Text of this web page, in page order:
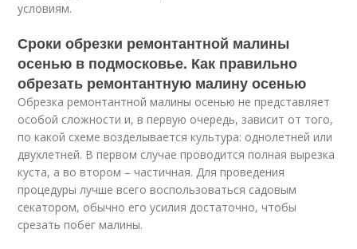
условиям.
Сроки обрезки ремонтантной малины
осенью в подмосковье. Как правильно
обрезать ремонтантную малину осенью
Обрезка ремонтантной малины осенью не представляет
особой сложности и, в первую очередь, зависит от того,
по какой схеме возделывается культура: однолетней или
двухлетней. В первом случае проводится полная вырезка
куста, а во втором – частичная. Для проведения
процедуры лучше всего воспользоваться садовым
секатором, обычно его усилия достаточно, чтобы
срезать побег малины.